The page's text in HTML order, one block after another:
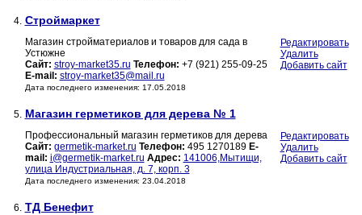
4. Строймаркет
Магазин стройматериалов и товаров для сада в
Устюжне
Сайт: stroy-market35.ru Телефон: +7 (921) 255-09-25
E-mail: stroy-market35@mail.ru
Дата последнего изменения: 17.05.2018
Редактировать
Удалить
Добавить сайт
5. Магазин герметиков для дерева № 1
Профессиональный магазин герметиков для дерева
Сайт: germetik-market.ru Телефон: 495 1270189 E-
mail: i@germetik-market.ru Адрес: 141006,Мытищи,
улица Индустриальная, д. 7, корп. 3
Дата последнего изменения: 23.04.2018
Редактировать
Удалить
Добавить сайт
6. ТД Бенефит